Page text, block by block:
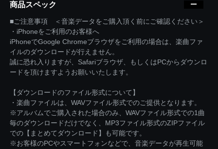
商品スペック
■ご注意事項 ＜音楽データをご購入頂く前にご確認ください＞
・iPhoneをご利用のお客様へ
iPhoneでGoogle Chromeブラウザをご利用の場合は、楽曲ファ
イルのダウンロードが行えません。
誠に恐れ入りますが、Safariブラウザ、もしくはPCからダウンロ
ードを頂けますようお願いいたします。
【ダウンロードのファイル形式について】
・楽曲ファイルは、WAVファイル形式でのご提供となります。
※アルバムでご購入された場合のみ、WAVファイル形式での1曲
毎のダウンロードだけでなく、MP3ファイル形式のZIPファイル
での【まとめてダウンロード】も可能です。
※お客様のPCやスマートフォンなどで、音楽データが再生可能